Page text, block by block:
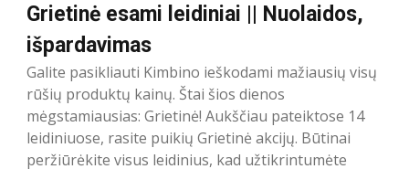
Grietinė esami leidiniai || Nuolaidos,
išpardavimas
Galite pasikliauti Kimbino ieškodami mažiausių visų
rūšių produktų kainų. Štai šios dienos
mėgstamiausias: Grietinė! Aukščiau pateiktose 14
leidiniuose, rasite puikių Grietinė akcijų. Būtinai
peržiūrėkite visus leidinius, kad užtikrintumėte